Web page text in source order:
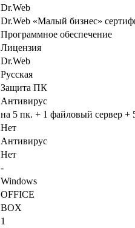
Dr.Web
Dr.Web «Малый бизнес»
Программное обеспечение
Лицензия
Dr.Web
Русская
Защита ПК
Антивирус
на 5 пк. + 1 файловый сервер +
Нет
Антивирус
Нет
-
Windows
OFFICE
BOX
1